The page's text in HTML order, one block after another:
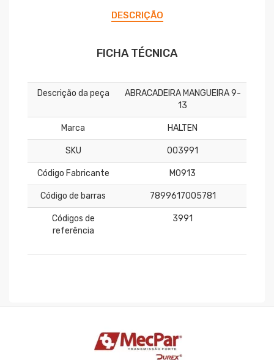
DESCRIÇÃO
FICHA TÉCNICA
Descrição da peça
ABRACADEIRA MANGUEIRA 9-
13
Marca HALTEN
SKU 003991
Código Fabricante M0913
Código de barras 7899617005781
Códigos de
referência
3991